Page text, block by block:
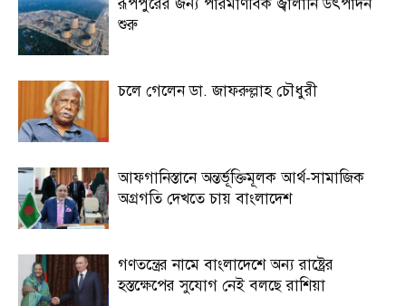
শুরু
চলে গেলেন ডা. জাফরুল্লাহ চৌধুরী
আফগানিস্তানে অন্তর্ভূক্তিমূলক আর্থ-সামাজিক
অগ্রগতি দেখতে চায় বাংলাদেশ
গণতন্ত্রের নামে বাংলাদেশে অন্য রাষ্ট্রের
হস্তক্ষেপের সুযোগ নেই বলছে রাশিয়া